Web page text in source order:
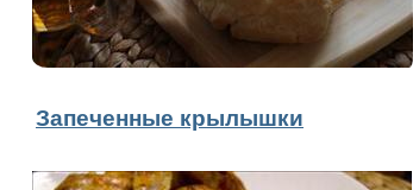
Запеченные крылышки